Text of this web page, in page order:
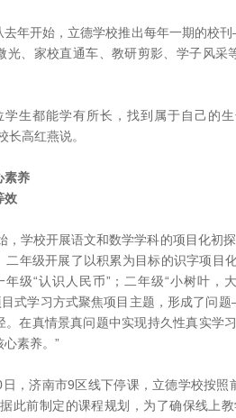
年开始，立德学校推出每年一期的校
光、家校直通车、教研剪影、学子风采
生都能学有所长，找到属于自己的生
长高红燕说。
养
学校开展语文和数学学科的项目化初探
年级开展了以积累为目标的识字项目
级“认识人民币”；二年级“小树叶，
目式学习方式聚焦项目主题，形成了
在真情景真问题中实现持久性真实学
素养。”
济南市9区线下停课，立德学校按照
此前制定的课程规划，为了确保线上